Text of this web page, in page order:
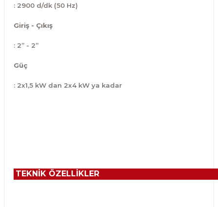
: 2900 d/dk (50 Hz)
Giriş - Çıkış
: 2” - 2”
Güç
: 2x1,5 kW dan 2x4 kW ya kadar
TEKNİK ÖZELLİKLER